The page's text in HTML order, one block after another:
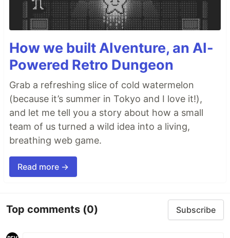
How we built AIventure, an AI-
Powered Retro Dungeon
Grab a refreshing slice of cold watermelon
(because it’s summer in Tokyo and I love it!),
and let me tell you a story about how a small
team of us turned a wild idea into a living,
breathing web game.
Read more →
Top comments (0) Subscribe